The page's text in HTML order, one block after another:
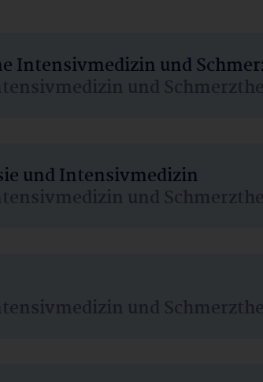
Intensivmedizin und
und
und Intensivmedizin
und
und